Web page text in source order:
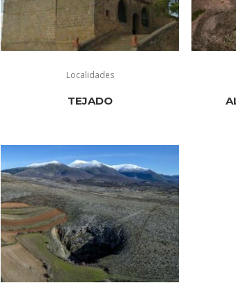
Localidades
TEJADO